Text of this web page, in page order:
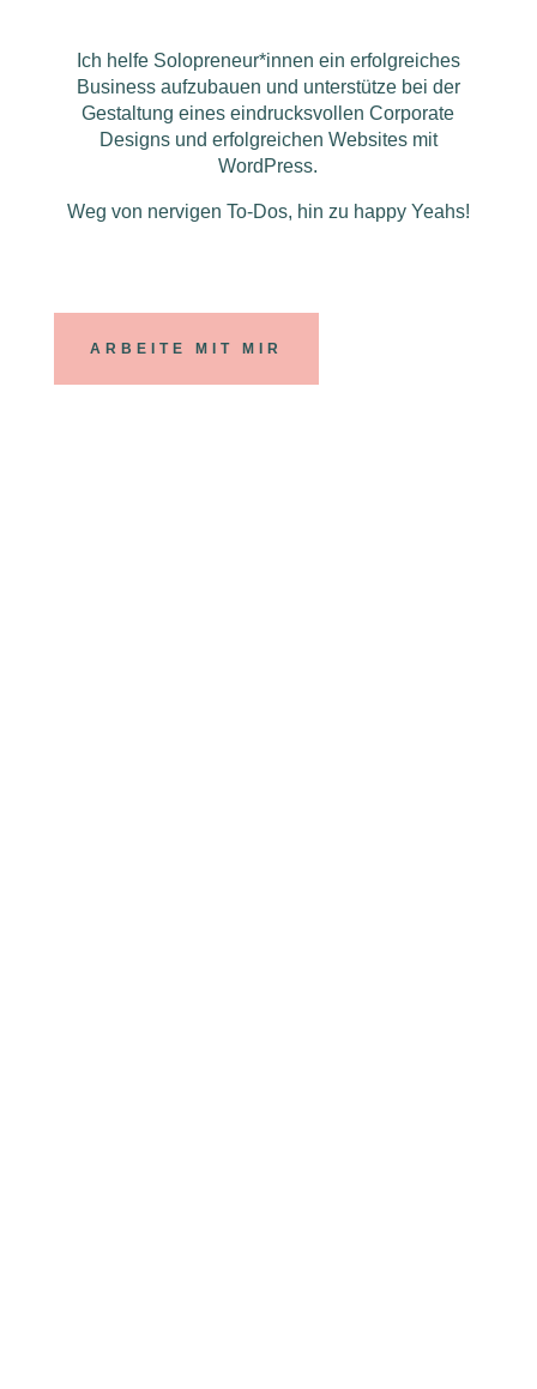
Ich helfe Solopreneur*innen ein erfolgreiches
Business aufzubauen und unterstütze bei der
Gestaltung eines eindrucksvollen Corporate
Designs und erfolgreichen Websites mit
WordPress.
Weg von nervigen To-Dos, hin zu happy Yeahs!
ARBEITE MIT MIR